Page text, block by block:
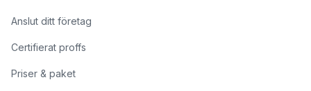
Anslut ditt företag
Certifierat proffs
Priser & paket